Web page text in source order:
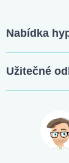
Nabídka
Užitečné